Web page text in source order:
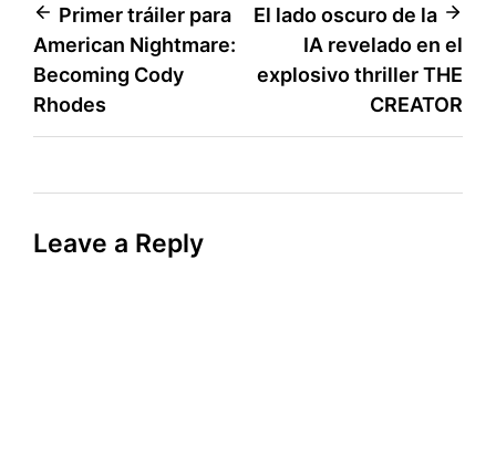
Post
navigation
Primer tráiler para
American Nightmare:
Becoming Cody
Rhodes
El lado oscuro de la
IA revelado en el
explosivo thriller THE
CREATOR
Leave a Reply